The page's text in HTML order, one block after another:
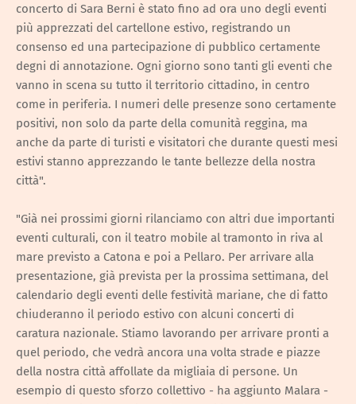
concerto di Sara Berni è stato fino ad ora uno degli eventi
più apprezzati del cartellone estivo, registrando un
consenso ed una partecipazione di pubblico certamente
degni di annotazione. Ogni giorno sono tanti gli eventi che
vanno in scena su tutto il territorio cittadino, in centro
come in periferia. I numeri delle presenze sono certamente
positivi, non solo da parte della comunità reggina, ma
anche da parte di turisti e visitatori che durante questi mesi
estivi stanno apprezzando le tante bellezze della nostra
città".
"Già nei prossimi giorni rilanciamo con altri due importanti
eventi culturali, con il teatro mobile al tramonto in riva al
mare previsto a Catona e poi a Pellaro. Per arrivare alla
presentazione, già prevista per la prossima settimana, del
calendario degli eventi delle festività mariane, che di fatto
chiuderanno il periodo estivo con alcuni concerti di
caratura nazionale. Stiamo lavorando per arrivare pronti a
quel periodo, che vedrà ancora una volta strade e piazze
della nostra città affollate da migliaia di persone. Un
esempio di questo sforzo collettivo - ha aggiunto Malara -